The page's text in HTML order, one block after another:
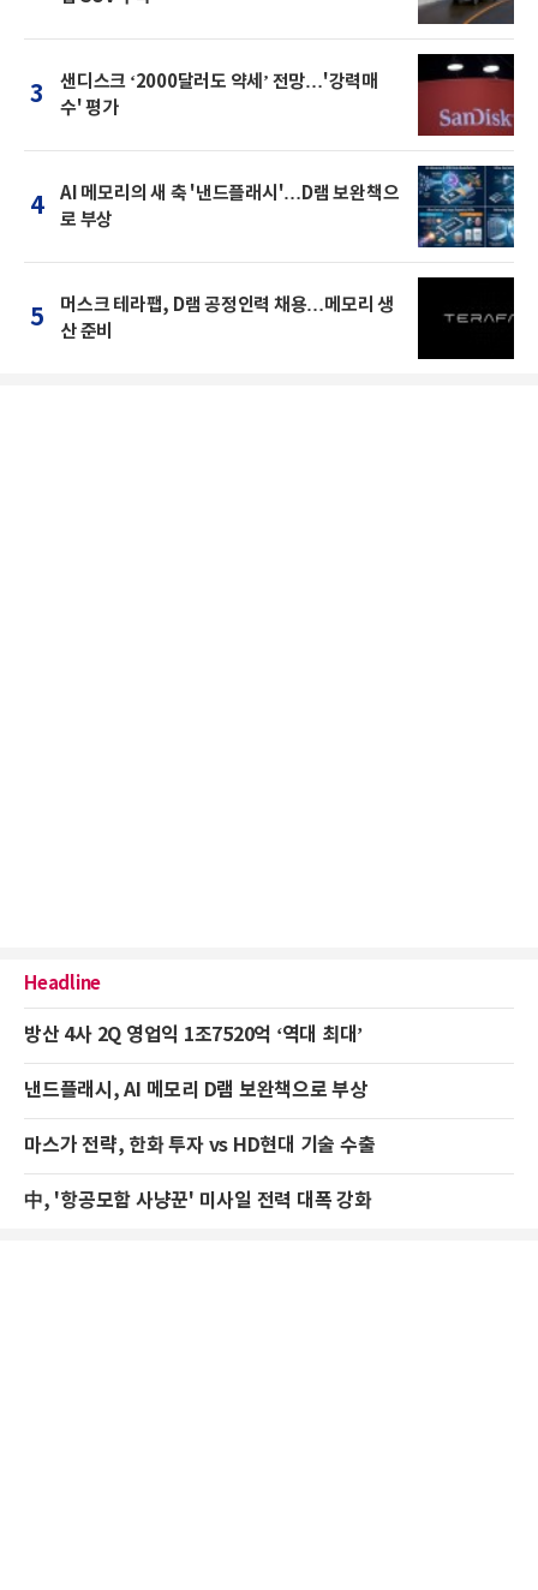
3
샌디스크 ‘2000달러도 약세’ 전망…'강력매
수' 평가
4
AI 메모리의 새 축 '낸드플래시'…D램 보완책으
로 부상
5
머스크 테라팹, D램 공정인력 채용…메모리 생
산 준비
Headline
방산 4사 2Q 영업익 1조7520억 ‘역대 최대’
낸드플래시, AI 메모리 D램 보완책으로 부상
마스가 전략, 한화 투자 vs HD현대 기술 수출
中, '항공모함 사냥꾼' 미사일 전력 대폭 강화